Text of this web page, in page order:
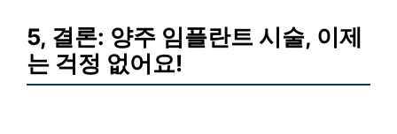
5, 결론: 양주 임플란트 시술, 이제
는 걱정 없어요!